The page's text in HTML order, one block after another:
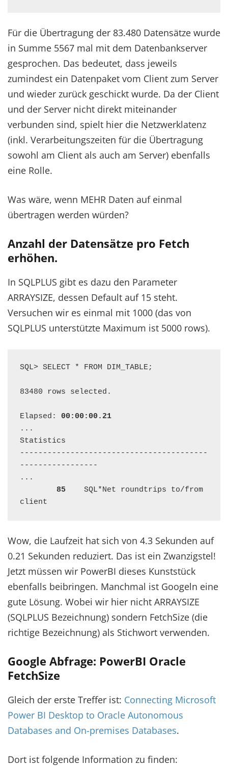
Für die Übertragung der 83.480 Datensätze wurde
in Summe 5567 mal mit dem Datenbankserver
gesprochen. Das bedeutet, dass jeweils
zumindest ein Datenpaket vom Client zum Server
und wieder zurück geschickt wurde. Da der Client
und der Server nicht direkt miteinander
verbunden sind, spielt hier die Netzwerklatenz
(inkl. Verarbeitungszeiten für die Übertragung
sowohl am Client als auch am Server) ebenfalls
eine Rolle.
Was wäre, wenn MEHR Daten auf einmal
übertragen werden würden?
Anzahl der Datensätze pro Fetch
erhöhen.
In SQLPLUS gibt es dazu den Parameter
ARRAYSIZE, dessen Default auf 15 steht.
Versuchen wir es einmal mit 1000 (das von
SQLPLUS unterstützte Maximum ist 5000 rows).
SQL> SELECT * FROM DIM_TABLE;
83480 rows selected.
Elapsed: 00:00:00.21
...
Statistics
-----------------------------------------
-----------------
...
85
    SQL*Net roundtrips to/from
client
Wow, die Laufzeit hat sich von 4.3 Sekunden auf
0.21 Sekunden reduziert. Das ist ein Zwanzigstel!
Jetzt müssen wir PowerBI dieses Kunststück
ebenfalls beibringen. Manchmal ist Googeln eine
gute Lösung. Wobei wir hier nicht ARRAYSIZE
(SQLPLUS Bezeichnung) sondern FetchSize (die
richtige Bezeichnung) als Stichwort verwenden.
Google Abfrage: PowerBI Oracle
FetchSize
Gleich der erste Treffer ist: Connecting Microsoft
Power BI Desktop to Oracle Autonomous
Databases and On-premises Databases.
Dort ist folgende Information zu finden: